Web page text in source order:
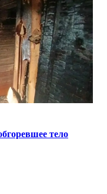
тело